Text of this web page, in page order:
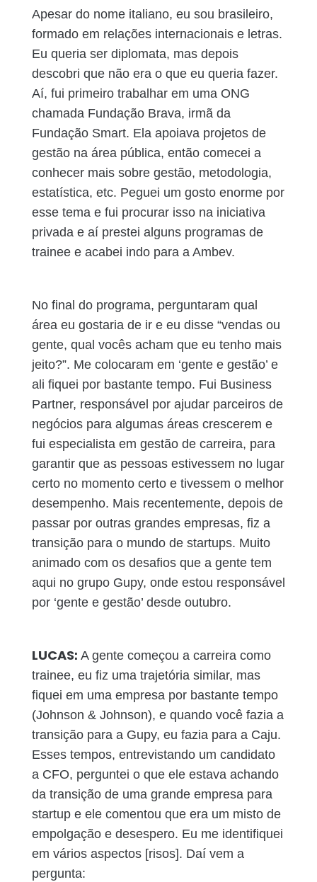
Apesar do nome italiano, eu sou brasileiro,
formado em relações internacionais e letras.
Eu queria ser diplomata, mas depois
descobri que não era o que eu queria fazer.
Aí, fui primeiro trabalhar em uma ONG
chamada Fundação Brava, irmã da
Fundação Smart. Ela apoiava projetos de
gestão na área pública, então comecei a
conhecer mais sobre gestão, metodologia,
estatística, etc. Peguei um gosto enorme por
esse tema e fui procurar isso na iniciativa
privada e aí prestei alguns programas de
trainee e acabei indo para a Ambev.
No final do programa, perguntaram qual
área eu gostaria de ir e eu disse “vendas ou
gente, qual vocês acham que eu tenho mais
jeito?”. Me colocaram em ‘gente e gestão’ e
ali fiquei por bastante tempo. Fui Business
Partner, responsável por ajudar parceiros de
negócios para algumas áreas crescerem e
fui especialista em gestão de carreira, para
garantir que as pessoas estivessem no lugar
certo no momento certo e tivessem o melhor
desempenho. Mais recentemente, depois de
passar por outras grandes empresas, fiz a
transição para o mundo de startups. Muito
animado com os desafios que a gente tem
aqui no grupo Gupy, onde estou responsável
por ‘gente e gestão’ desde outubro.
LUCAS: A gente começou a carreira como
trainee, eu fiz uma trajetória similar, mas
fiquei em uma empresa por bastante tempo
(Johnson & Johnson), e quando você fazia a
transição para a Gupy, eu fazia para a Caju.
Esses tempos, entrevistando um candidato
a CFO, perguntei o que ele estava achando
da transição de uma grande empresa para
startup e ele comentou que era um misto de
empolgação e desespero. Eu me identifiquei
em vários aspectos [risos]. Daí vem a
pergunta: